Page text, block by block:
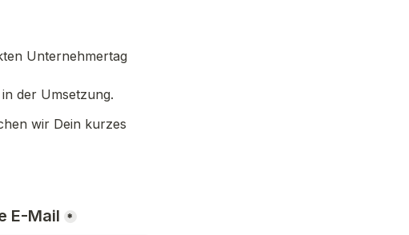
Unternehmertag
der Umsetzung.
E-Mail *